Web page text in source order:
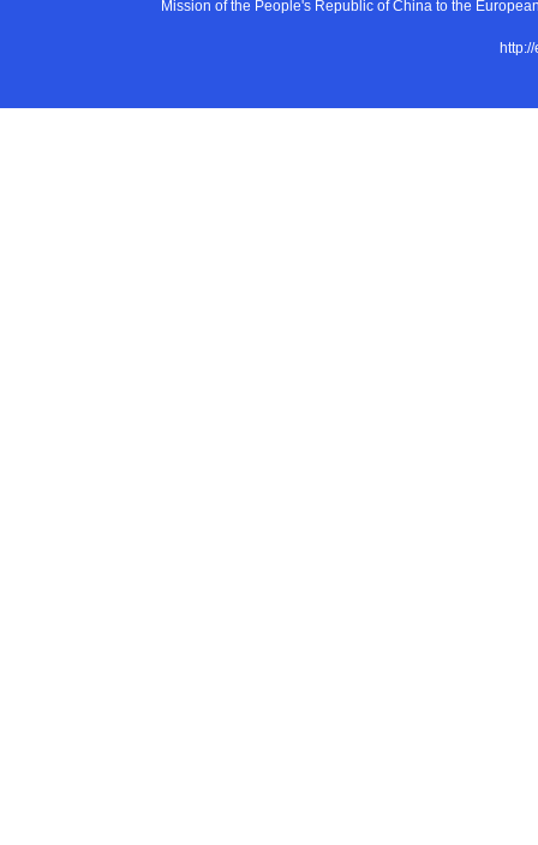
Mission of the People's Republic of China to the